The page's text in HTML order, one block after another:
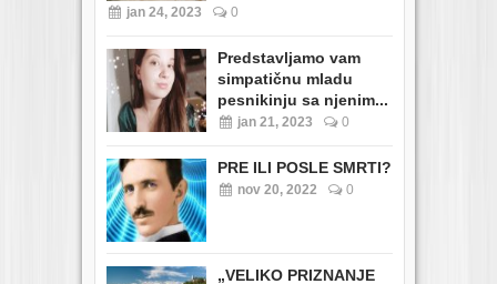
jan 24, 2023 0
Predstavljamo vam
simpatičnu mladu
pesnikinju sa njenim...
jan 21, 2023 0
PRE ILI POSLE SMRTI?
nov 20, 2022 0
„VELIKO PRIZNANJE